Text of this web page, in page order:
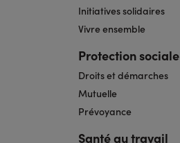
Initiatives solidaires
Vivre ensemble
Protection sociale
Droits et démarches
Mutuelle
Prévoyance
Santé au travail